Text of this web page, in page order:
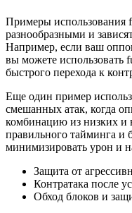
Примеры использования
разнообразными и
Например, если ваш
вы можете использовать
быстрого перехода к
Еще один пример
смешанных атак, когда
комбинацию из низких
правильного тайминга и
минимизировать урон и
Защита от
Контратака после
Обход блоков и